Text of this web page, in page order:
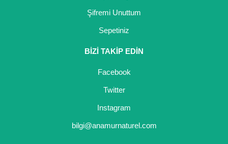
Şifremi Unuttum
Sepetiniz
BİZİ TAKİP EDİN
Facebook
Twitter
Instagram
bilgi@anamurnaturel.com